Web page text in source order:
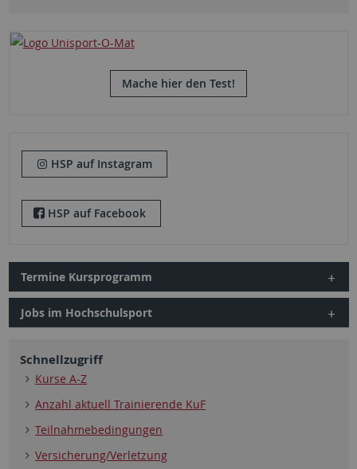
Mache hier den Test!
HSP auf Instagram
HSP auf Facebook
Termine Kursprogramm
Jobs im Hochschulsport
Schnellzugriff
Kurse A-Z
Anzahl aktuell Trainierende KuF
Teilnahmebedingungen
Versicherung/Verletzung